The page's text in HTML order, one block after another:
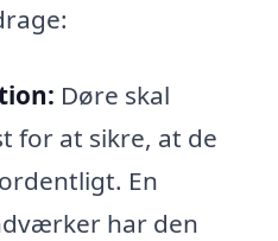
Døre skal
for at sikre, at de
En
har den